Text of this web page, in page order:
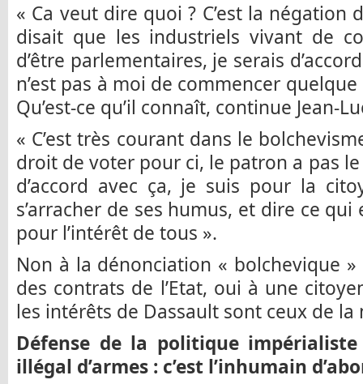
« Ca veut dire quoi ? C’est la négation
disait que les industriels vivant de
d’être parlementaires, je serais
n’est pas à moi de commencer
Qu’est-ce qu’il connaît, continue Jean-
« C’est très courant dans le
droit de voter pour ci, le patron a pas le
d’accord avec ça, je suis pour la
s’arracher de ses humus, et dire ce
pour l’intérêt de tous ».
Non à la dénonciation « bolchevique
des contrats de l’Etat, oui à une
les intérêts de Dassault sont ceux de la
Défense de la politique
illégal d’armes : c’est l’inhumain